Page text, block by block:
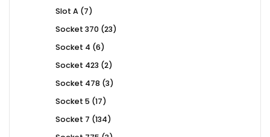
Slot A 77
Socket 370 2323
Socket 4 66
Socket 423 22
Socket 478 33
Socket 5 1717
Socket 7 134134